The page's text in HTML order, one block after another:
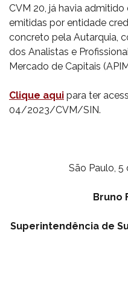
CVM 20, já havia
emitidas por entidade
concreto pela Autarquia,
dos Analistas e
Mercado de Capitais
Clique aqui para ter
04/2023/CVM/SIN.
São Paulo, 5
Bruno
Superintendência de